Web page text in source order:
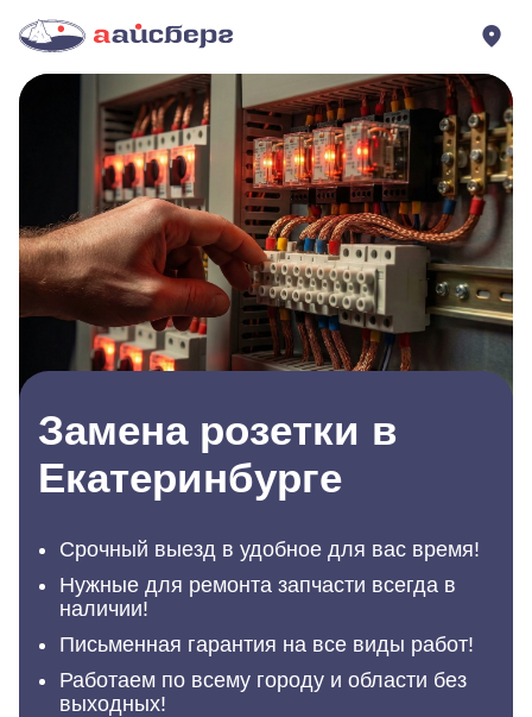
Замена розетки в
Екатеринбурге
Срочный выезд в удобное для вас время!
Нужные для ремонта запчасти всегда в
наличии!
Письменная гарантия на все виды работ!
Работаем по всему городу и области без
выходных!